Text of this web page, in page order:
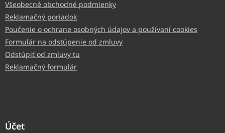
Všeobecné obchodné podmienky
Reklamačný poriadok
Poučenie o ochrane osobných údajov a používaní cookies
Formulár na odstúpenie od zmluvy
Odstúpiť od zmluvy tu
Reklamačný formulár
Účet